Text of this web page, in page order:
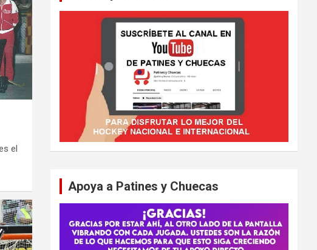
el
Apoya a Patines y Chuecas